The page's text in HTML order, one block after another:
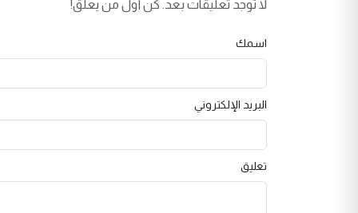
لا توجد تعليقات بعد. كن أول من يعلق!
اسمك
البريد الإلكتروني
تعليق